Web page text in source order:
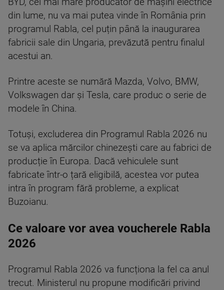
din lume, nu va mai putea vinde în România prin
programul Rabla, cel puțin până la inaugurarea
fabricii sale din Ungaria, prevăzută pentru finalul
acestui an.
Printre aceste se numără Mazda, Volvo, BMW,
Volkswagen dar și Tesla, care produc o serie de
modele în China.
Totuși, excluderea din Programul Rabla 2026 nu
se va aplica mărcilor chinezești care au fabrici de
producție în Europa. Dacă vehiculele sunt
fabricate într-o țară eligibilă, acestea vor putea
intra în program fără probleme, a explicat
Buzoianu.
Ce valoare vor avea voucherele Rabla
2026
Programul Rabla 2026 va funcționa la fel ca anul
trecut. Ministerul nu propune modificări privind